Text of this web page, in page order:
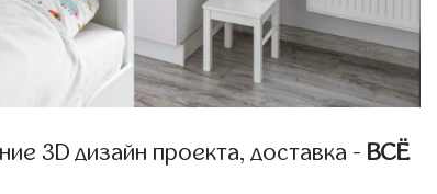
3D дизайн проекта, доставка - ВСЁ